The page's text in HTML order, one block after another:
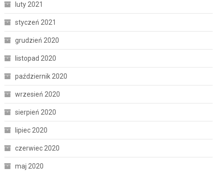
luty 2021
styczeń 2021
grudzień 2020
listopad 2020
październik 2020
wrzesień 2020
sierpień 2020
lipiec 2020
czerwiec 2020
maj 2020